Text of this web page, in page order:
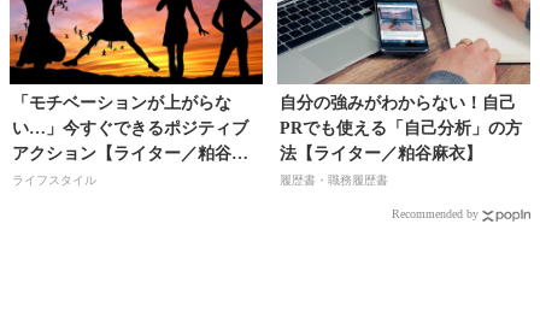
「モチベーションが上がらな
い…」今すぐできるポジティブ
アクション【ライター／粕谷麻
衣】
ライフスタイル
自分の強みがわからない！自己
PRでも使える「自己分析」の方
法【ライター／粕谷麻衣】
履歴書・職務履歴書
Recommended by